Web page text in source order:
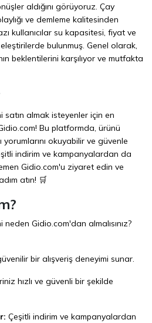
aldığını görüyoruz. Çay
ve demleme kalitesinden
kullanıcılar su kapasitesi, fiyat ve
bulunmuş. Genel olarak,
beklentilerini karşılıyor ve mutfakta
satın almak isteyenler için en
! Bu platformda, ürünü
yorumlarını okuyabilir ve güvenle
indirim ve kampanyalardan da
Gidio.com'u ziyaret edin ve
atın! 🛒
neden Gidio.com'dan almalısınız?
bir alışveriş deneyimi sunar.
hızlı ve güvenli bir şekilde
Çeşitli indirim ve kampanyalardan